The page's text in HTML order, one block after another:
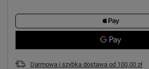
Darmowa i szybka dostawa od 100,00 zł